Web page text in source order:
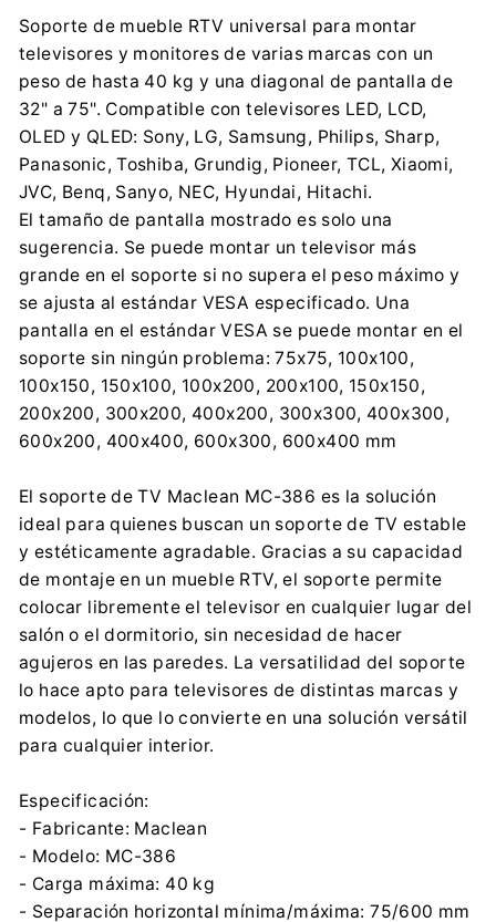
contact@centrumelektroniki.pl
+48 32 284 72 22
Importador:
Centrumelektroniki.EU Sp. z o.o.
Korfantego 7, 42-600 Tarnowskie Góry
contact@centrumelektroniki.pl
+48 32 284 72 22
Soporte de mueble RTV universal para montar
televisores y monitores de varias marcas con un
peso de hasta 40 kg y una diagonal de pantalla de
32" a 75". Compatible con televisores LED, LCD,
OLED y QLED: Sony, LG, Samsung, Philips, Sharp,
Panasonic, Toshiba, Grundig, Pioneer, TCL, Xiaomi,
JVC, Benq, Sanyo, NEC, Hyundai, Hitachi.
El tamaño de pantalla mostrado es solo una
sugerencia. Se puede montar un televisor más
grande en el soporte si no supera el peso máximo y
se ajusta al estándar VESA especificado. Una
pantalla en el estándar VESA se puede montar en el
soporte sin ningún problema: 75x75, 100x100,
100x150, 150x100, 100x200, 200x100, 150x150,
200x200, 300x200, 400x200, 300x300, 400x300,
600x200, 400x400, 600x300, 600x400 mm
El soporte de TV Maclean MC-386 es la solución
ideal para quienes buscan un soporte de TV estable
y estéticamente agradable. Gracias a su capacidad
de montaje en un mueble RTV, el soporte permite
colocar libremente el televisor en cualquier lugar del
salón o el dormitorio, sin necesidad de hacer
agujeros en las paredes. La versatilidad del soporte
lo hace apto para televisores de distintas marcas y
modelos, lo que lo convierte en una solución versátil
para cualquier interior.
Especificación:
- Fabricante: Maclean
- Modelo: MC-386
- Carga máxima: 40 kg
- Separación horizontal mínima/máxima: 75/600 mm